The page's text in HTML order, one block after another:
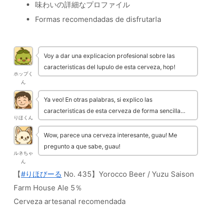
味わいの詳細なプロファイル
Formas recomendadas de disfrutarla
ホップく
ん
Voy a dar una explicacion profesional sobre las
caracteristicas del lupulo de esta cerveza, hop!
りほくん
Ya veo! En otras palabras, si explico las
caracteristicas de esta cerveza de forma sencilla…
ルネちゃ
ん
Wow, parece una cerveza interesante, guau! Me
pregunto a que sabe, guau!
【#りほびーる No. 435】Yorocco Beer / Yuzu Saison
Farm House Ale 5％
Cerveza artesanal recomendada